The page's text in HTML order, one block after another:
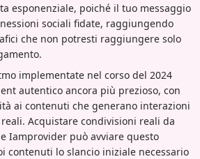
esponenziale, poiché il tuo messaggio
sociali fidate, raggiungendo
che non potresti raggiungere solo
implementate nel corso del 2024
autentico ancora più prezioso, con
ai contenuti che generano interazioni
Acquistare condivisioni reali da
Iamprovider può avviare questo
contenuti lo slancio iniziale necessario